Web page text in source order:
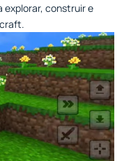
explorar, construir e